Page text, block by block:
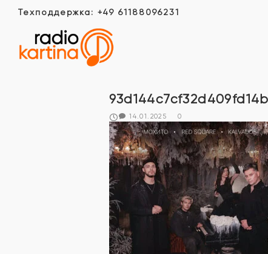
Техподдержка: +49 61188096231
14.01.2025 0